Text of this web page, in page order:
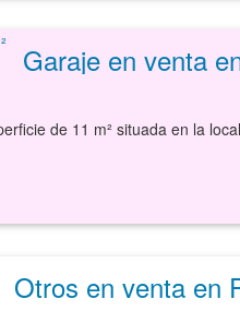
Garaje en venta
Otros en venta en